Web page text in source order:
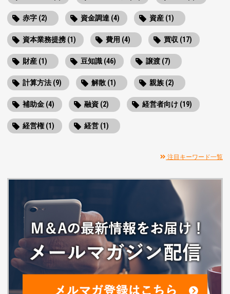
赤字 (2) 資金調達 (4) 資産 (1)
資本業務提携 (1) 費用 (4) 買収 (17)
財産 (1) 豆知識 (46) 譲渡 (7)
計算方法 (9) 解散 (1) 親族 (2)
補助金 (4) 融資 (2) 経営者向け (19)
経営権 (1) 経営 (1)
注目キーワード一覧